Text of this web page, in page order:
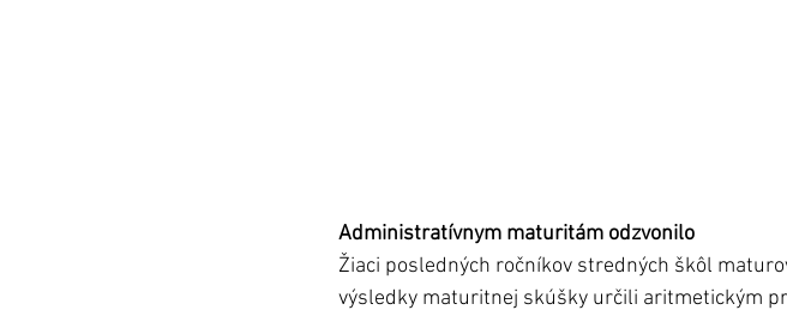
Administratívnym maturitám odzvonilo
Žiaci posledných ročníkov stredných škôl
výsledky maturitnej skúšky určili aritmetickým